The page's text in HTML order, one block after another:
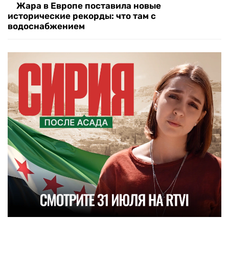
Жара в Европе поставила новые
исторические рекорды: что там с
водоснабжением